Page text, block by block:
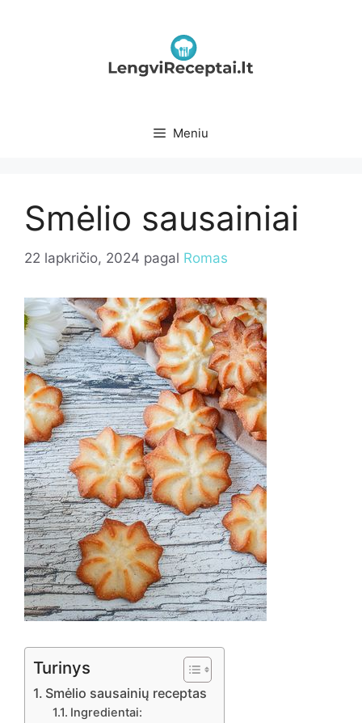
Meniu
Smėlio sausainiai
22 lapkričio, 2024 pagal Romas
Turinys
Smėlio sausainių receptas
Ingredientai: